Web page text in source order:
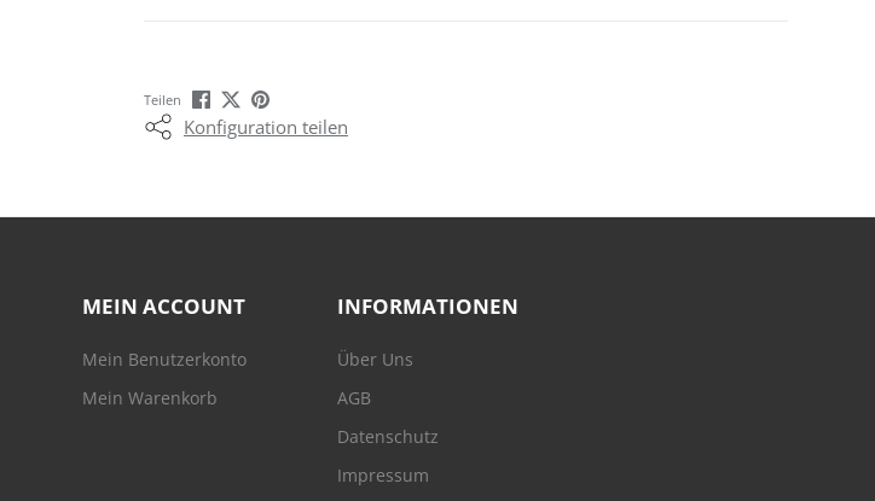
Teilen
Konfiguration teilen
MEIN ACCOUNT
Mein Benutzerkonto
Mein Warenkorb
INFORMATIONEN
Über Uns
AGB
Datenschutz
Impressum